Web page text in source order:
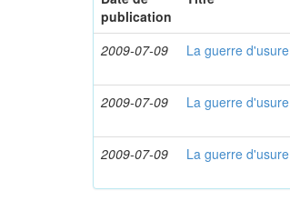
publication
2009-07-09 La guerre d'usure
2009-07-09
La guerre d'usure
2009-07-09
La guerre d'usure